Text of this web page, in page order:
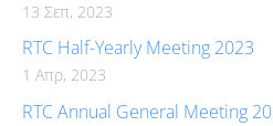
13 Σεπ, 2023
RTC Half-Yearly Meeting 2023
1 Απρ, 2023
RTC Annual General Meeting